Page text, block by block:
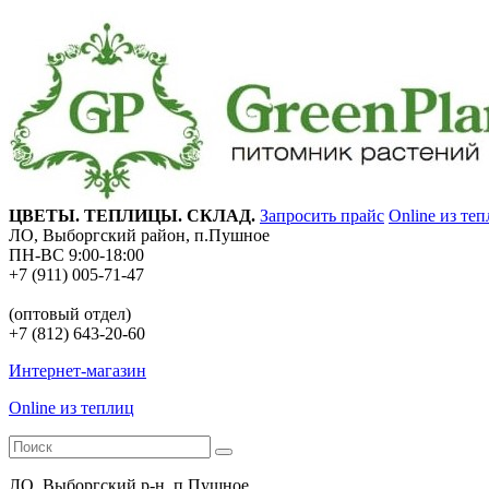
ЦВЕТЫ. ТЕПЛИЦЫ. СКЛАД. Запросить прайс Online из
ЛО, Выборгский район, п.Пушное
ПН-ВС 9:00-18:00
+7 (911) 005-71-47
(оптовый отдел)
+7 (812) 643-20-60
Интернет-магазин
Online из теплиц
ЛО, Выборгский р-н, п.Пушное